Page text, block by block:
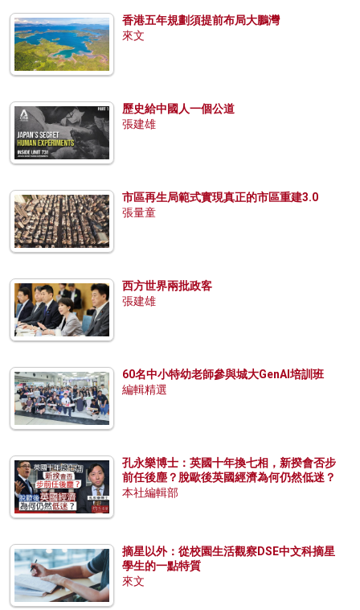
香港五年規劃須提前布局大鵬灣
來文
歷史給中國人一個公道
張建雄
市區再生局範式實現真正的市區重建3.0
張量童
西方世界兩批政客
張建雄
60名中小特幼老師參與城大GenAI培訓班
編輯精選
孔永樂博士：英國十年換七相，新揆會否步
前任後塵？脫歐後英國經濟為何仍然低迷？
本社編輯部
摘星以外：從校園生活觀察DSE中文科摘星
學生的一點特質
來文